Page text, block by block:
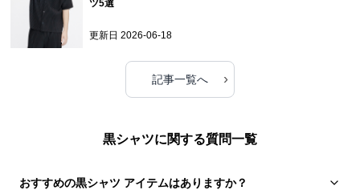
ツ5選
更新日2026-06-18
記事一覧へ ›
黒シャツに関する質問一覧
おすすめの黒シャツ アイテムはありますか？